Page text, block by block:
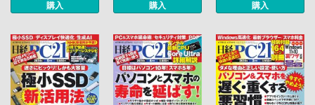
購入 購入 購入